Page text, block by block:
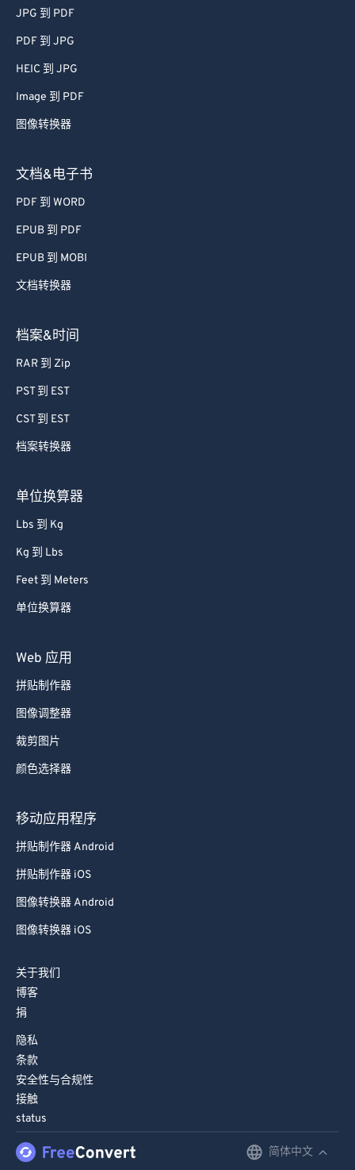
JPG 到 PDF
PDF 到 JPG
HEIC 到 JPG
Image 到 PDF
图像转换器
文档&电子书
PDF 到 WORD
EPUB 到 PDF
EPUB 到 MOBI
文档转换器
档案&时间
RAR 到 Zip
PST 到 EST
CST 到 EST
档案转换器
单位换算器
Lbs 到 Kg
Kg 到 Lbs
Feet 到 Meters
单位换算器
Web 应用
拼贴制作器
图像调整器
裁剪图片
颜色选择器
移动应用程序
拼贴制作器 Android
拼贴制作器 iOS
图像转换器 Android
图像转换器 iOS
关于我们
博客
捐
隐私
条款
安全性与合规性
接触
status
简体中文